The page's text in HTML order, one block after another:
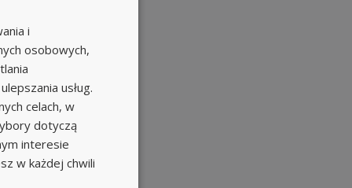
i
osobowych,
usług.
celach, w
dotyczą
interesie
w każdej chwili